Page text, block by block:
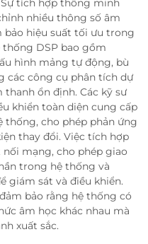
tích hợp thông minh
nhiều thông số âm
hiệu suất tối ưu trong
DSP bao gồm
hình mảng tự động, bù
các công cụ phân tích dự
ổn định. Các kỹ sư
khiển toàn diện cung cấp
cho phép phản ứng
thay đổi. Việc tích hợp
mạng, cho phép giao
trong hệ thống và
giám sát và điều khiển.
bảo rằng hệ thống có
âm học khác nhau mà
xuất sắc.